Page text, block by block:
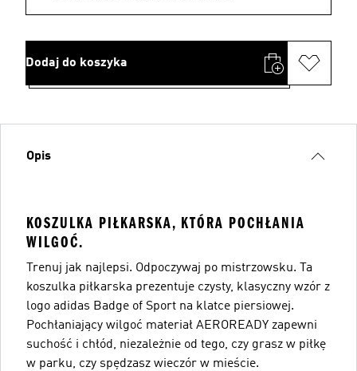
Dodaj do koszyka
Opis
KOSZULKA PIŁKARSKA, KTÓRA POCHŁANIA
WILGOĆ.
Trenuj jak najlepsi. Odpoczywaj po mistrzowsku. Ta
koszulka piłkarska prezentuje czysty, klasyczny wzór z
logo adidas Badge of Sport na klatce piersiowej.
Pochłaniający wilgoć materiał AEROREADY zapewni
suchość i chłód, niezależnie od tego, czy grasz w piłkę
w parku, czy spędzasz wieczór w mieście.